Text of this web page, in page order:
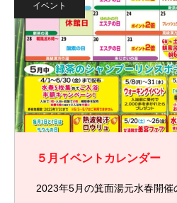
イベント
５月イベントカレンダー
2023年5月の箕面湯元水春開催